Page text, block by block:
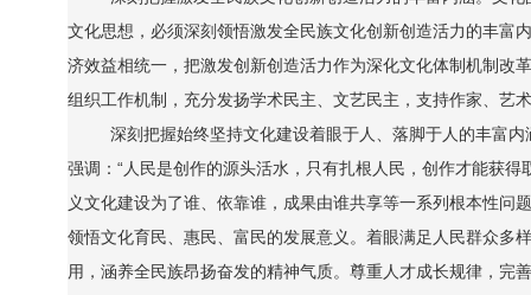
文化思想，必须深刻领悟激发全民族文化创新创造活力的丰富
济效益相统一，把激发创新创造活力作为深化文化体制机制改
组织工作机制，充分发扬学术民主、文艺民主，支持作家、艺
深刻把握始终坚持文化建设着眼于人、落脚于人的丰富
强调：“人民是创作的源头活水，只有扎根人民，创作才能获
义文化建设为了谁、依靠谁，成果由谁共享等一系列根本性
领悟文化育民、惠民、富民的发展意义。着眼满足人民群众多
用，涵养全民族昂扬奋发的精神气质。尊重人才成长规律，完